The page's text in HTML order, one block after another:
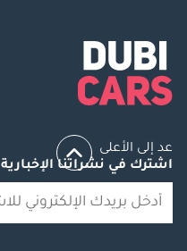
عد إلى الأعلى
اشترك في نشراتنا الإخبارية